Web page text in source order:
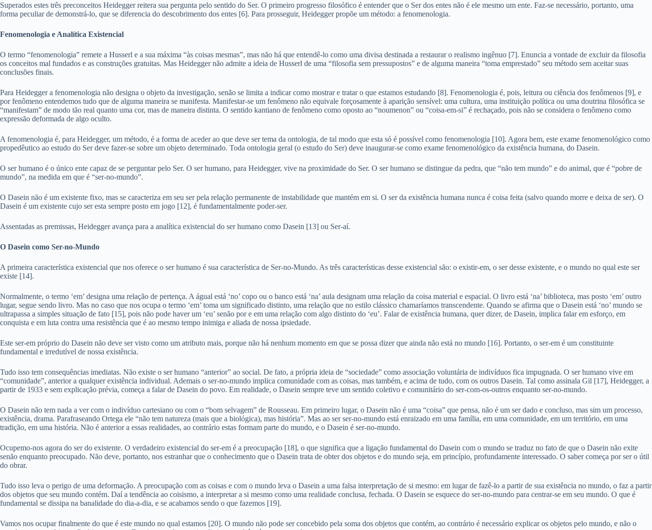
Superados estes três preconceitos Heidegger reitera sua pergunta pelo sentido do Ser. O primeiro progresso filosófico é entender que o Ser dos entes não é ele mesmo um ente. Faz-se necessário, portanto, uma
forma peculiar de demonstrá-lo, que se diferencia do descobrimento dos entes [6]. Para prosseguir, Heidegger propõe um método: a fenomenologia.
Fenomenologia e Analítica Existencial
O termo “fenomenologia” remete a Husserl e a sua máxima “às coisas mesmas”, mas não há que entendê-lo como uma divisa destinada a restaurar o realismo ingênuo [7]. Enuncia a vontade de excluir da filosofia
os conceitos mal fundados e as construções gratuitas. Mas Heidegger não admite a ideia de Husserl de uma “filosofia sem pressupostos” e de alguma maneira “toma emprestado” seu método sem aceitar suas
conclusões finais.
Para Heidegger a fenomenologia não designa o objeto da investigação, senão se limita a indicar como mostrar e tratar o que estamos estudando [8]. Fenomenologia é, pois, leitura ou ciência dos fenômenos [9], e
por fenômeno entendemos tudo que de alguma maneira se manifesta. Manifestar-se um fenômeno não equivale forçosamente à aparição sensível: uma cultura, uma instituição política ou uma doutrina filosófica se
“manifestam” de modo tão real quanto uma cor, mas de maneira distinta. O sentido kantiano de fenômeno como oposto ao “noumenon” ou “coisa-em-si” é rechaçado, pois não se considera o fenômeno como
expressão deformada de algo oculto.
A fenomenologia é, para Heidegger, um método, é a forma de aceder ao que deve ser tema da ontologia, de tal modo que esta só é possível como fenomenologia [10]. Agora bem, este exame fenomenológico como
propedêutico ao estudo do Ser deve fazer-se sobre um objeto determinado. Toda ontologia geral (o estudo do Ser) deve inaugurar-se como exame fenomenológico da existência humana, do Dasein.
O ser humano é o único ente capaz de se perguntar pelo Ser. O ser humano, para Heidegger, vive na proximidade do Ser. O ser humano se distingue da pedra, que “não tem mundo” e do animal, que é “pobre de
mundo”, na medida em que é “ser-no-mundo”.
O Dasein não é um existente fixo, mas se caracteriza em seu ser pela relação permanente de instabilidade que mantém em si. O ser da existência humana nunca é coisa feita (salvo quando morre e deixa de ser). O
Dasein é um existente cujo ser esta sempre posto em jogo [12], é fundamentalmente poder-ser.
Assentadas as premissas, Heidegger avança para a analítica existencial do ser humano como Dasein [13] ou Ser-aí.
O Dasein como Ser-no-Mundo
A primeira característica existencial que nos oferece o ser humano é sua característica de Ser-no-Mundo. As três características desse existencial são: o existir-em, o ser desse existente, e o mundo no qual este ser
existe [14].
Normalmente, o termo ‘em’ designa uma relação de pertença. A águal está ‘no’ copo ou o banco está ‘na’ aula designam uma relação da coisa material e espacial. O livro está ‘na’ biblioteca, mas posto ‘em’ outro
lugar, segue sendo livro. Mas no caso que nos ocupa o termo ‘em’ toma um significado distinto, uma relação que no estilo clássico chamaríamos transcendente. Quando se afirma que o Dasein está ‘no’ mundo se
ultrapassa a simples situação de fato [15], pois não pode haver um ‘eu’ senão por e em uma relação com algo distinto do ‘eu’. Falar de existência humana, quer dizer, de Dasein, implica falar em esforço, em
conquista e em luta contra uma resistência que é ao mesmo tempo inimiga e aliada de nossa ipsiedade.
Este ser-em próprio do Dasein não deve ser visto como um atributo mais, porque não há nenhum momento em que se possa dizer que ainda não está no mundo [16]. Portanto, o ser-em é um constituinte
fundamental e irredutível de nossa existência.
Tudo isso tem consequências imediatas. Não existe o ser humano “anterior” ao social. De fato, a própria ideia de “sociedade” como associação voluntária de indivíduos fica impugnada. O ser humano vive em
“comunidade”, anterior a qualquer existência individual. Ademais o ser-no-mundo implica comunidade com as coisas, mas também, e acima de tudo, com os outros Dasein. Tal como assinala Gil [17], Heidegger, a
partir de 1933 e sem explicação prévia, começa a falar de Dasein do povo. Em realidade, o Dasein sempre teve um sentido coletivo e comunitário do ser-com-os-outros enquanto ser-no-mundo.
O Dasein não tem nada a ver com o indivíduo cartesiano ou com o “bom selvagem” de Rousseau. Em primeiro lugar, o Dasein não é uma “coisa” que pensa, não é um ser dado e concluso, mas sim um processo,
existência, drama. Parafraseando Ortega ele “não tem natureza (mais que a biológica), mas história”. Mas ao ser ser-no-mundo está enraizado em uma família, em uma comunidade, em um território, em uma
tradição, em uma história. Não é anterior a essas realidades, ao contrário estas formam parte do mundo, e o Dasein é ser-no-mundo.
Ocupemo-nos agora do ser do existente. O verdadeiro existencial do ser-em é a preocupação [18], o que significa que a ligação fundamental do Dasein com o mundo se traduz no fato de que o Dasein não exite
senão enquanto preocupado. Não deve, portanto, nos estranhar que o conhecimento que o Dasein trata de obter dos objetos e do mundo seja, em princípio, profundamente interessado. O saber começa por ser o útil
do obrar.
Tudo isso leva o perigo de uma deformação. A preocupação com as coisas e com o mundo leva o Dasein a uma falsa interpretação de si mesmo: em lugar de fazê-lo a partir de sua existência no mundo, o faz a partir
dos objetos que seu mundo contém. Daí a tendência ao coisismo, a interpretar a si mesmo como uma realidade conclusa, fechada. O Dasein se esquece do ser-no-mundo para centrar-se em seu mundo. O que é
fundamental se dissipa na banalidade do dia-a-dia, e se acabamos sendo o que fazemos [19].
Vamos nos ocupar finalmente do que é este mundo no qual estamos [20]. O mundo não pode ser concebido pela soma dos objetos que contém, ao contrário é necessário explicar os objetos pelo mundo, e não o